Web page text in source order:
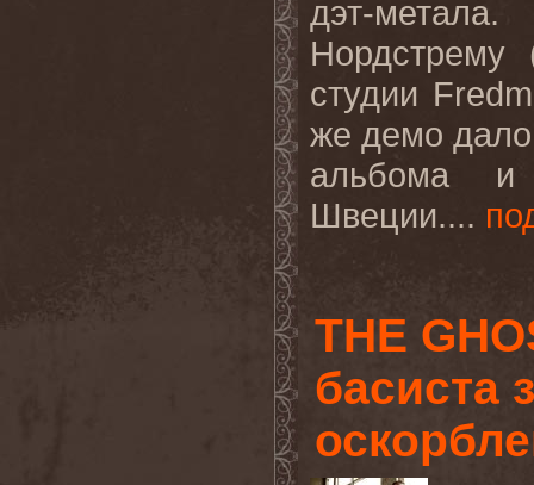
дэт-
Нордстрему
студии
же демо дало
альбома и
Швеции....
THE
басиста